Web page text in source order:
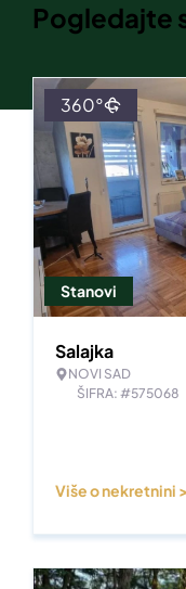
Pogledajte
Stanovi
360°
Salajka
NOVI SAD
ŠIFRA: #575068
Više o nekretnini >